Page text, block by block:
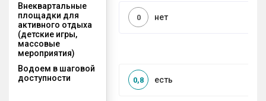
Внеквартальные
площадки для
активного отдыха
(детские игры,
массовые
мероприятия)
нет
0
Водоем в шаговой
доступности
есть
0,8